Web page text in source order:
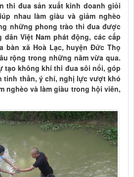
thi đua sản xuất kinh doanh giỏi
nhau làm giàu và giảm nghèo
những phong trào thi đua được
dân Việt Nam phát động, các cấp
bàn xã Hoà Lạc, huyện Đức Thọ
rộng trong những năm vừa qua.
tạo không khí thi đua sôi nổi, góp
tinh thần, ý chí, nghị lực vượt khó
nghèo và làm giàu trong hội viên,